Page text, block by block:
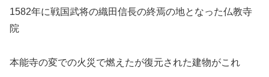
1582年に戦国武将の織田信長の終焉の地となった仏教寺
院
本能寺の変での火災で燃えたが復元された建物がこれ